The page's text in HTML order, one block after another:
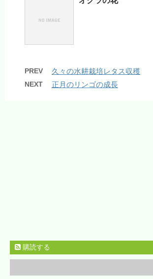
PREV 久々の水耕栽培レタス収穫
NEXT 正月のリンゴの成長
購読する